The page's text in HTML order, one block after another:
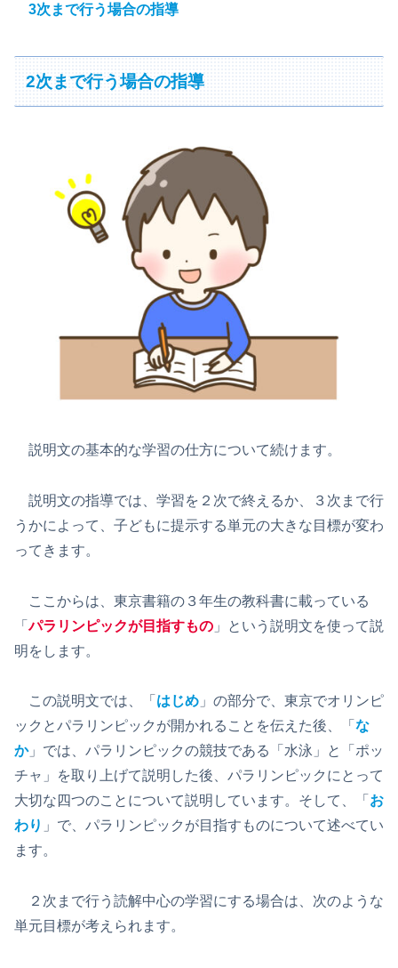
3次まで行う場合の指導
2次まで行う場合の指導
説明文の基本的な学習の仕方について続けます。
説明文の指導では、学習を２次で終えるか、３次まで行
うかによって、子どもに提示する単元の大きな目標が変わ
ってきます。
ここからは、東京書籍の３年生の教科書に載っている
「パラリンピックが目指すもの 」という説明文を使って説
明をします。
この説明文では、「 はじめ 」の部分で、東京でオリンピ
ックとパラリンピックが開かれることを伝えた後、「 な
か」では、パラリンピックの競技である「水泳」と「ポッ
チャ」を取り上げて説明した後、パラリンピックにとって
大切な四つのことについて説明しています。そして、「 お
わり 」で、パラリンピックが目指すものについて述べてい
ます。
２次まで行う読解中心の学習にする場合は、次のような
単元目標が考えられます。